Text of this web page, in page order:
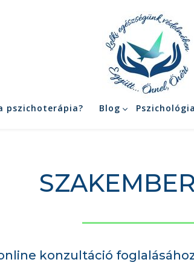
pszichoterápia? Blog
konzultáció